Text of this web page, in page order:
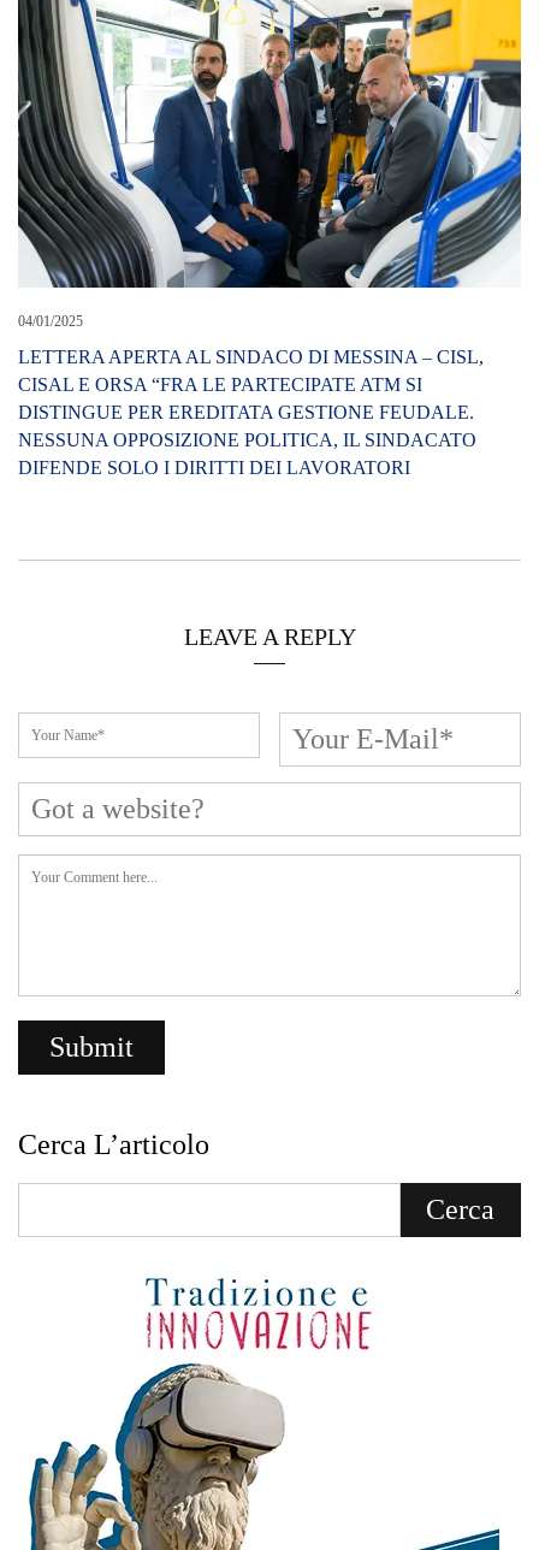
04/01/2025
LETTERA APERTA AL SINDACO DI MESSINA – CISL,
CISAL E ORSA “FRA LE PARTECIPATE ATM SI
DISTINGUE PER EREDITATA GESTIONE FEUDALE.
NESSUNA OPPOSIZIONE POLITICA, IL SINDACATO
DIFENDE SOLO I DIRITTI DEI LAVORATORI
LEAVE A REPLY